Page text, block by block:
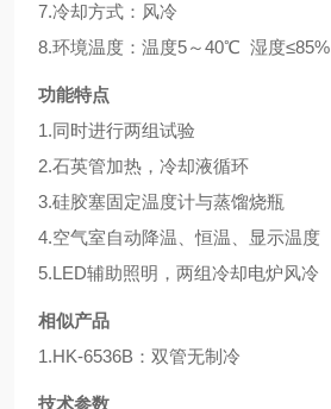
7.冷却方式：风冷
8.环境温度：温度5～40℃ 湿度≤85%
功能特点
1.同时进行两组试验
2.石英管加热，冷却液循环
3.硅胶塞固定温度计与蒸馏烧瓶
4.空气室自动降温、恒温、显示温度
5.LED辅助照明，两组冷却电炉风冷
相似产品
1.HK-6536B：双管无制冷
技术参数